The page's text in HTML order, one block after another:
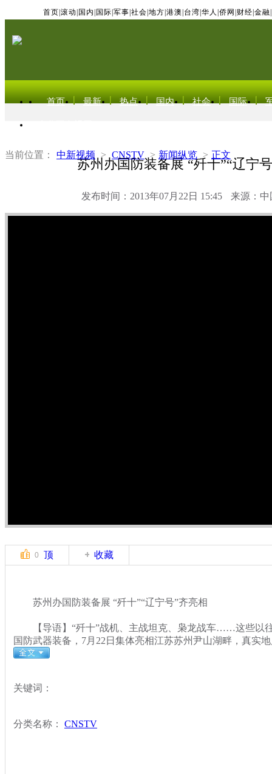
首页 滚动 国内 国际 军事 社会 地方 港澳 台湾 华人 侨网 财经 金融
首页 最新 热点 国内 社会 国际
当前位置： 中新视频 > CNSTV > 新闻纵览 > 正文
苏州办国防装备展 “歼十”“辽宁
发布时间：2013年07月22日 15:45 来源：中
0 顶 收藏
苏州办国防装备展 “歼十”“辽宁号”齐亮相
【导语】“歼十”战机、主战坦克、枭龙战车……这些以
国防武器装备，7月22日集体亮相江苏苏州尹山湖畔，真实
关键词：
分类名称： CNSTV